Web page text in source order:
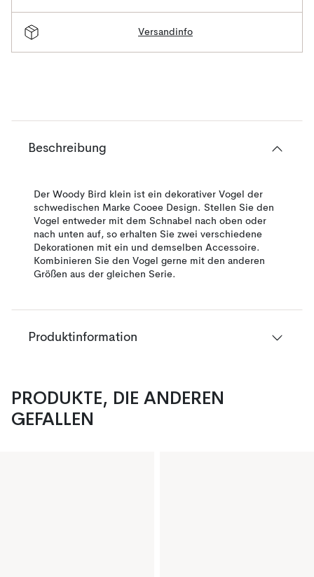
Versandinfo
Beschreibung
Der Woody Bird klein ist ein dekorativer Vogel der
schwedischen Marke Cooee Design. Stellen Sie den
Vogel entweder mit dem Schnabel nach oben oder
nach unten auf, so erhalten Sie zwei verschiedene
Dekorationen mit ein und demselben Accessoire.
Kombinieren Sie den Vogel gerne mit den anderen
Größen aus der gleichen Serie.
Produktinformation
PRODUKTE, DIE ANDEREN
GEFALLEN